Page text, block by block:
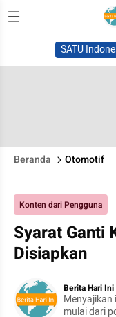
SATU
Beranda Otomotif
Konten dari Pengguna
Syarat Ganti
Disiapkan
Berita Hari Ini
mulai dari